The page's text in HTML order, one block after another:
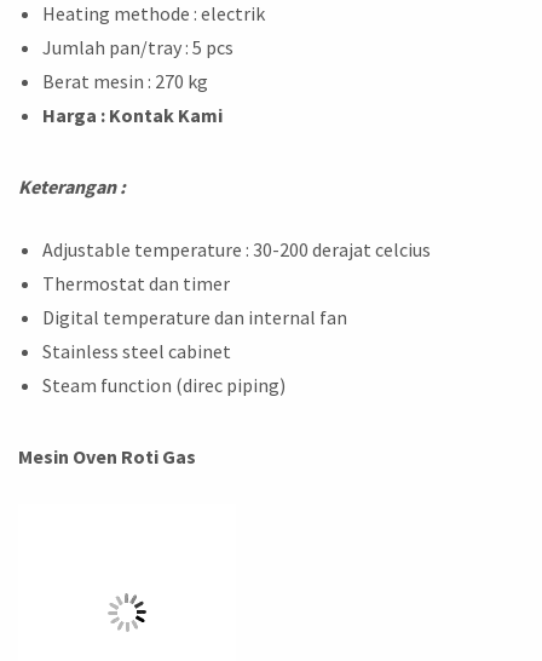
Heating methode : electrik
Jumlah pan/tray : 5 pcs
Berat mesin : 270 kg
Harga : Kontak Kami
Keterangan :
Adjustable temperature : 30-200 derajat celcius
Thermostat dan timer
Digital temperature dan internal fan
Stainless steel cabinet
Steam function (direc piping)
Mesin Oven Roti Gas